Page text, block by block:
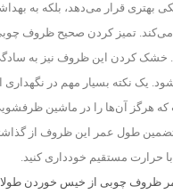
بهتری قرار می‌دهد، بلکه به
می‌کند. تمیز کردن صحیح ظروف
خشک کردن این ظروف نیز به
یک نکته بسیار مهم در نگهداری
هرگز آن‌ها را در ماشین
تضمین طول عمر این ظروف از
حرارت مستقیم خودداری کنید.
ظروف چوبی از خیس خوردن